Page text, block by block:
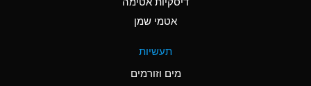
Ammonia Gas (hot)אטמי שמן
תעשיות
מים וזורמים